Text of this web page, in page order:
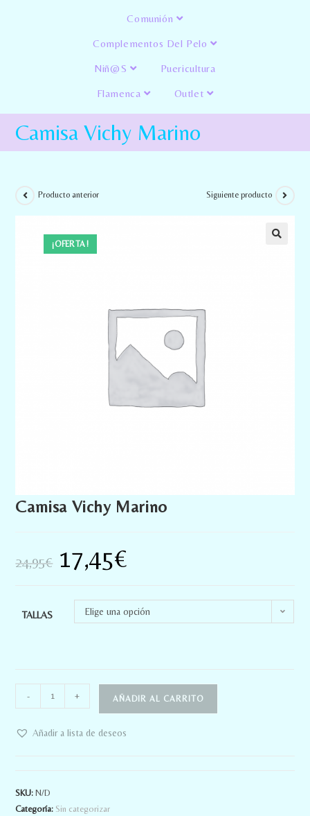
Comunión
Complementos Del Pelo
Niñ@s Puericultura
Flamenca Outlet
Camisa Vichy Marino
¡OFERTA!
Producto anterior Siguiente producto
Camisa Vichy Marino
24,95€ 17,45€
TALLAS Elige una opción
- + AÑADIR AL CARRITO
Añadir a lista de deseos
SKU:N/D
Categoría: Sin categorizar